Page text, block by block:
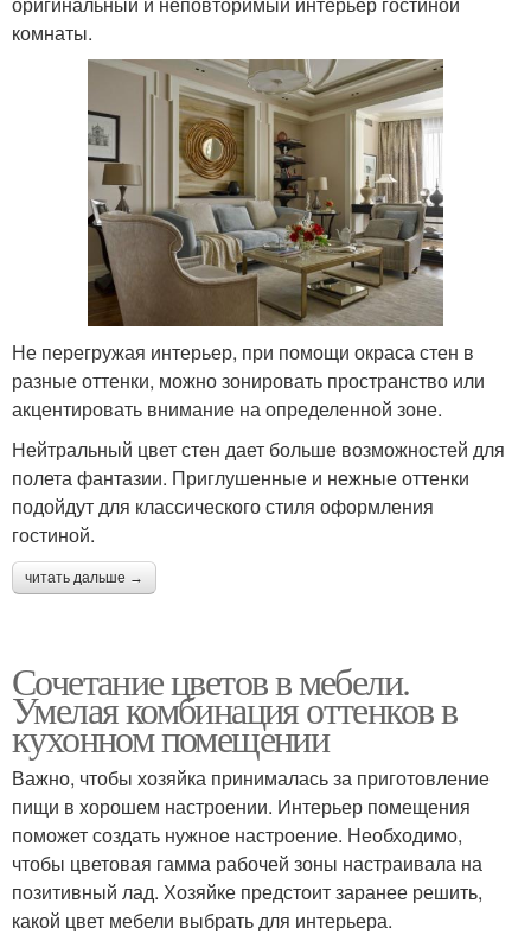
комнаты.
Не перегружая интерьер, при помощи окраса стен в
разные оттенки, можно зонировать пространство или
акцентировать внимание на определенной зоне.
Нейтральный цвет стен дает больше возможностей для
полета фантазии. Приглушенные и нежные оттенки
подойдут для классического стиля оформления
гостиной.
читать дальше →
Сочетание цветов в мебели.
Умелая комбинация оттенков в
кухонном помещении
Важно, чтобы хозяйка принималась за приготовление
пищи в хорошем настроении. Интерьер помещения
поможет создать нужное настроение. Необходимо,
чтобы цветовая гамма рабочей зоны настраивала на
позитивный лад. Хозяйке предстоит заранее решить,
какой цвет мебели выбрать для интерьера.